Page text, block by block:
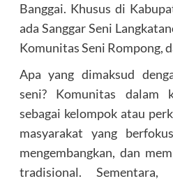
Banggai. Khusus di
ada Sanggar Seni
Komunitas Seni Rompong,
Apa yang dimaksud
seni? Komunitas dalam
sebagai kelompok atau
masyarakat yang
mengembangkan, dan
tradisional.